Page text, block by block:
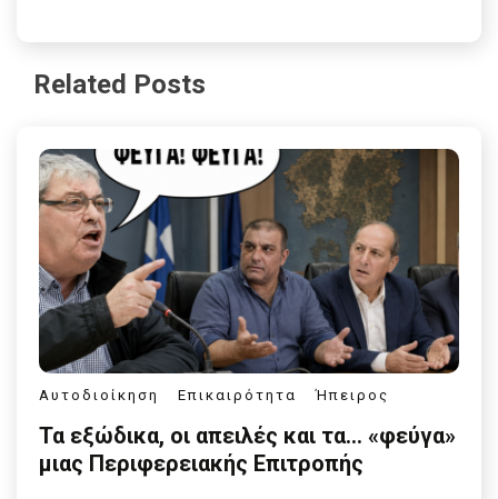
Related Posts
Αυτοδιοίκηση Επικαιρότητα Ήπειρος
Τα εξώδικα, οι απειλές και τα… «φεύγα»
μιας Περιφερειακής Επιτροπής